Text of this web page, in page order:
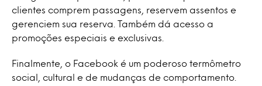
clientes comprem passagens, reservem assentos e
gerenciem sua reserva. Também dá acesso a
promoções especiais e exclusivas.
Finalmente, o Facebook é um poderoso termômetro
social, cultural e de mudanças de comportamento.